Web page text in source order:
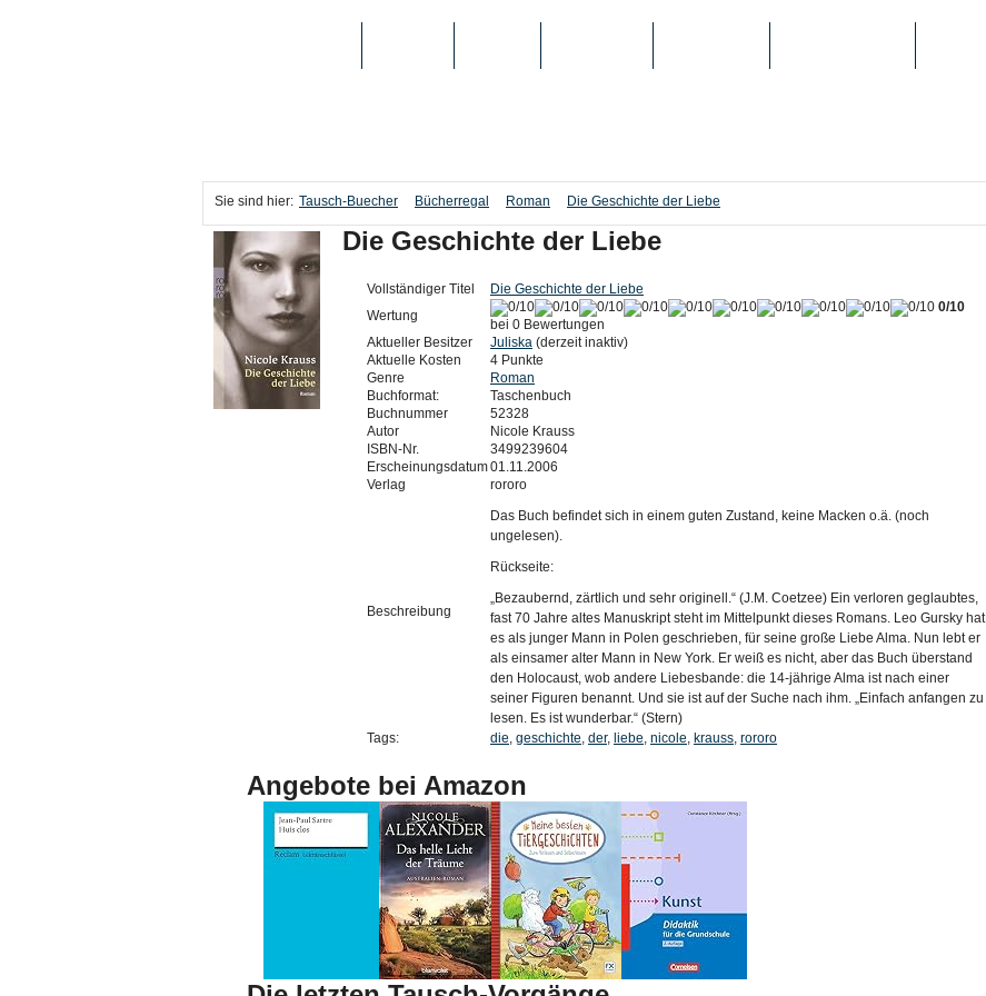
Sie sind hier: Tausch-Buecher Bücherregal Roman Die Geschichte der Liebe
Die Geschichte der Liebe
Vollständiger Titel
Die Geschichte der Liebe
Wertung
0/10
bei 0 Bewertungen
Aktueller Besitzer
Juliska (derzeit inaktiv)
Aktuelle Kosten
4 Punkte
Genre
Roman
Buchformat:
Taschenbuch
Buchnummer
52328
Autor
Nicole Krauss
ISBN-Nr.
3499239604
Erscheinungsdatum01.11.2006
Verlag
rororo
Beschreibung
Das Buch befindet sich in einem guten Zustand, keine Macken o.ä. (noch
ungelesen).
Rückseite:
„Bezaubernd, zärtlich und sehr originell.“ (J.M. Coetzee) Ein verloren geglaubtes,
fast 70 Jahre altes Manuskript steht im Mittelpunkt dieses Romans. Leo Gursky hat
es als junger Mann in Polen geschrieben, für seine große Liebe Alma. Nun lebt er
als einsamer alter Mann in New York. Er weiß es nicht, aber das Buch überstand
den Holocaust, wob andere Liebesbande: die 14-jährige Alma ist nach einer
seiner Figuren benannt. Und sie ist auf der Suche nach ihm. „Einfach anfangen zu
lesen. Es ist wunderbar.“ (Stern)
Tags:
die, geschichte, der, liebe, nicole, krauss, rororo
Angebote bei Amazon